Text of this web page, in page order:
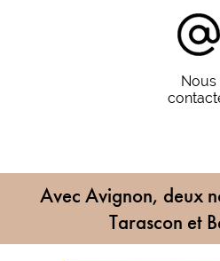
Nous
Avec Avignon, deux
Tarascon et